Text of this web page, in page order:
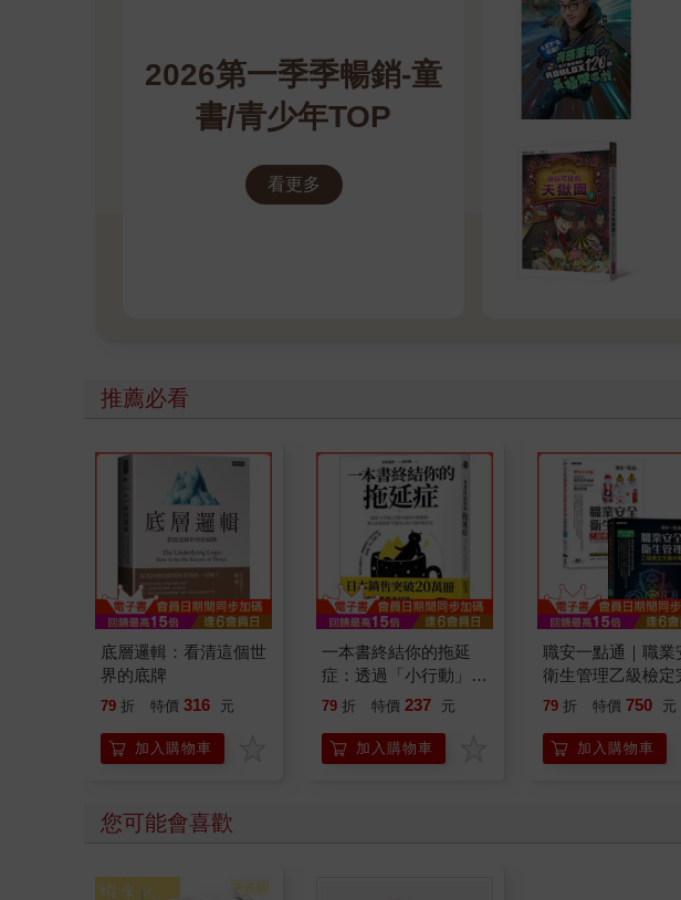
2026第一季季暢銷-童
書/青少年TOP
看更多
推薦必看
底層邏輯：看清這個世
界的底牌
79 折 特價 316 元
加入購物車
一本書終結你的拖延
症：透過「小行動」打
開大腦的行動開關，懶
的37個科學方法
79 折 特價 237 元
加入購物車
職安一點通｜職業
衛生管理乙級檢定
攻略｜2026版(套書)
79 折 特價 750 元
加入購物車
您可能會喜歡